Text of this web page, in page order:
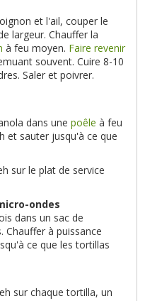
et l'ail, couper le
largeur. Chauffer la
à feu moyen. Faire revenir
souvent. Cuire 8-10
Saler et poivrer.
dans unepoêle à feu
et sauter jusqu'à ce que
sur le plat de service
ondes
dans un sac de
Chauffer à puissance
ce que les tortillas
sur chaque tortilla, un